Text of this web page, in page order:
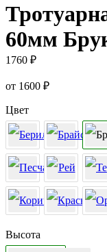
60мм
1760 ₽
от 1600 ₽
Цвет
Высота